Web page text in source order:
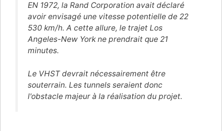
EN 1972, la Rand Corporation avait déclaré
avoir envisagé une vitesse potentielle de 22
530 km/h. A cette allure, le trajet Los
Angeles-New York ne prendrait que 21
minutes.
Le VHST devrait nécessairement être
souterrain. Les tunnels seraient donc
l'obstacle majeur à la réalisation du projet.